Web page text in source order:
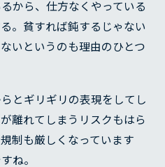
から、仕方なくやっている
。貧すれば鈍するじゃない
いというのも理由のひとつ
とギリギリの表現をしてし
離れてしまうリスクもはら
制も厳しくなっています
ね。